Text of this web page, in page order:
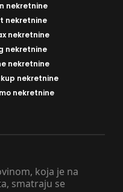
koja je na
smatraju se
nekretnine
nekretnine
nekretnine
nekretnine
nekretnine
nekretnine
nekretnine